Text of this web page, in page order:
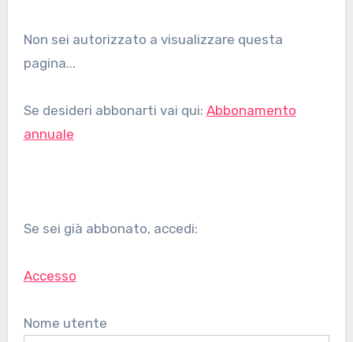
Non sei autorizzato a visualizzare questa
pagina...
Se desideri abbonarti vai qui: Abbonamento
annuale
Se sei già abbonato, accedi:
Accesso
Nome utente